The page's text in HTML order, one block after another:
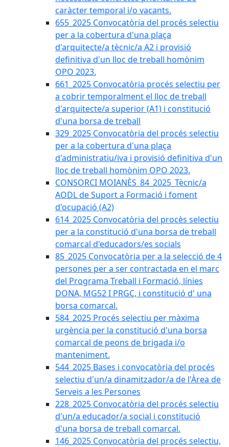
caràcter temporal i/o vacants.
655_2025 Convocatòria del procés selectiu
per a la cobertura d'una plaça
d'arquitecte/a tècnic/a A2 i provisió
definitiva d'un lloc de treball homònim
OPO 2023.
661_2025 Convocatòria procés selectiu per
a cobrir temporalment el lloc de treball
d'arquitecte/a superior (A1) i constitució
d'una borsa de treball
329_2025 Convocatòria del procés selectiu
per a la cobertura d'una plaça
d'administratiu/iva i provisió definitiva d'un
lloc de treball homònim OPO 2023.
CONSORCI MOIANÈS_84_2025_Tècnic/a
AODL de Suport a Formació i foment
d'ocupació (A2)
614_2025 Convocatòria del procès selectiu
per a la constitució d'una borsa de treball
comarcal d'educadors/es socials
85_2025 Convocatòria per a la selecció de 4
persones per a ser contractada en el marc
del Programa Treball i Formació, línies
DONA, MG52 I PRGC, i constitució d' una
borsa comarcal.
584_2025 Procés selectiu per màxima
urgència per la constitució d'una borsa
comarcal de peons de brigada i/o
manteniment.
544_2025 Bases i convocatòria del procés
selectiu d'un/a dinamitzador/a de l'Àrea de
Serveis a les Persones
228_2025 Convocatòria del procés selectiu
d'un/a educador/a social i constitució
d'una borsa de treball comarcal.
146_2025 Convocatòria del procés selectiu,